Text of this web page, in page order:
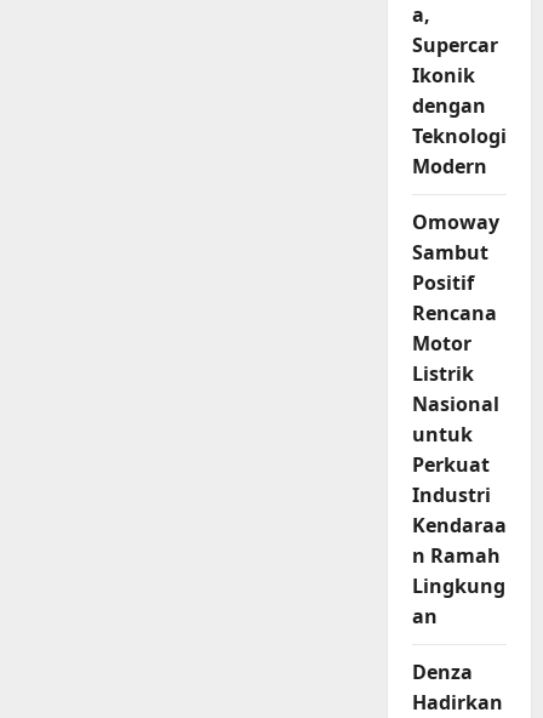
a,
Supercar
Ikonik
dengan
Teknologi
Modern
Omoway
Sambut
Positif
Rencana
Motor
Listrik
Nasional
untuk
Perkuat
Industri
Kendaraa
n Ramah
Lingkung
an
Denza
Hadirkan